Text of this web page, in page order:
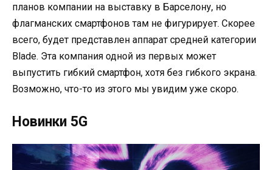
планов компании на выставку в Барселону, но
флагманских смартфонов там не фигурирует. Скорее
всего, будет представлен аппарат средней категории
Blade. Эта компания одной из первых может
выпустить гибкий смартфон, хотя без гибкого экрана.
Возможно, что-то из этого мы увидим уже скоро.
Новинки 5G